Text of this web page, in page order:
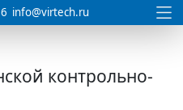
info@virtech.ru
контрольно-